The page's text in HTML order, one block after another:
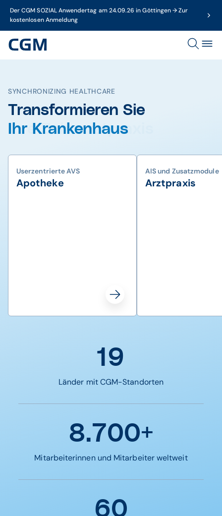
Der CGM SOZIAL Anwendertag am 24.09.26 in Göttingen → Zur
kostenlosen Anmeldung
SYNCHRONIZING HEALTHCARE
Transformieren Sie
Ihr Krankenhaus
Userzentrierte AVS
Apotheke
AIS und Zusatzmodule
Arztpraxis
19
Länder mit CGM-Standorten
8.700+
Mitarbeiterinnen und Mitarbeiter weltweit
60